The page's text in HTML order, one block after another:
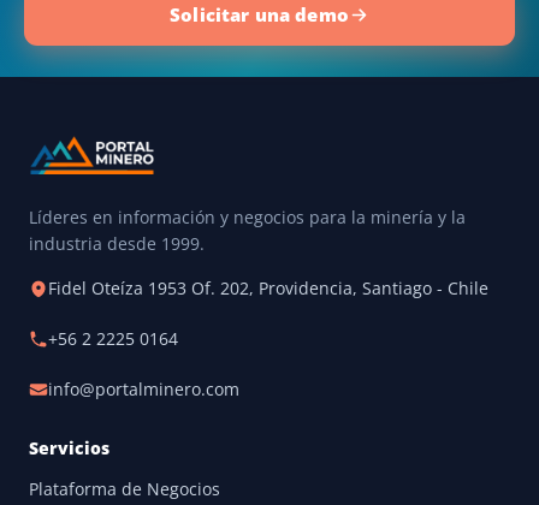
Solicitar una demo
Líderes en información y negocios para la minería y la
industria desde 1999.
Fidel Oteíza 1953 Of. 202, Providencia, Santiago - Chile
+56 2 2225 0164
info@portalminero.com
Servicios
Plataforma de Negocios